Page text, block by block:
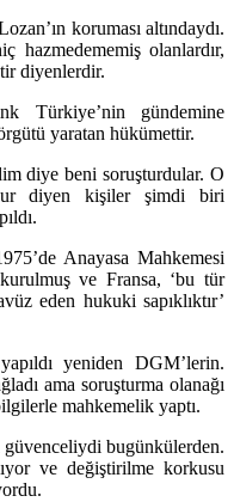
koruması altındaydı.
hazmedememiş olanlardır,
diyenlerdir.
Türkiye’nin gündemine
yaratan hükümettir.
diye beni soruşturdular. O
diyen kişiler şimdi biri
Anayasa Mahkemesi
ve Fransa, ‘bu tür
eden hukuki sapıklıktır’
yeniden DGM’lerin.
ama soruşturma olanağı
mahkemelik yaptı.
bugünkülerden.
ve değiştirilme korkusu